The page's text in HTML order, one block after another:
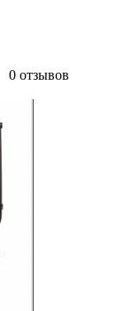
0 отзывов